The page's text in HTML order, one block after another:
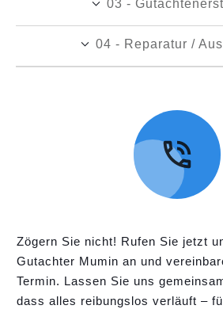
03 -
04 - Reparatur /
Zögern Sie nicht! Rufen Sie jetzt
Gutachter Mumin an und
Termin. Lassen Sie uns
dass alles reibungslos verläuft –